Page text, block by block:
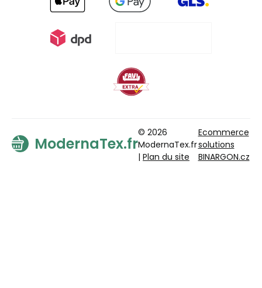
ModernaTex.fr
© 2026
ModernaTex.fr
| Plan du site
Ecommerce
solutions
BINARGON.cz